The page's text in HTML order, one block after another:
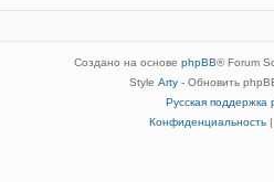
Создано на основе phpBB® Forum
Style Arty - Обновить
Русская поддержка
Конфиденциальность|